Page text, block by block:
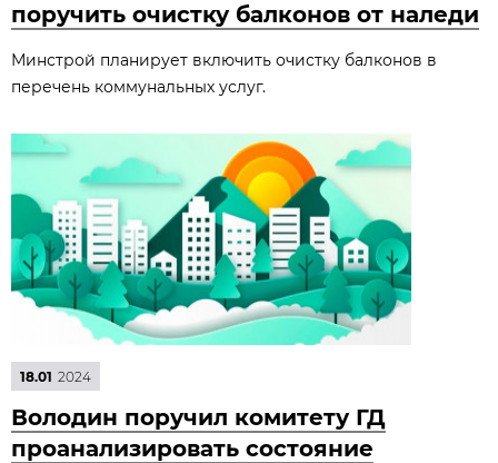
поручить очистку балконов от наледи
Минстрой планирует включить очистку балконов в
перечень коммунальных услуг.
18.01 2024
Володин поручил комитету ГД
проанализировать состояние